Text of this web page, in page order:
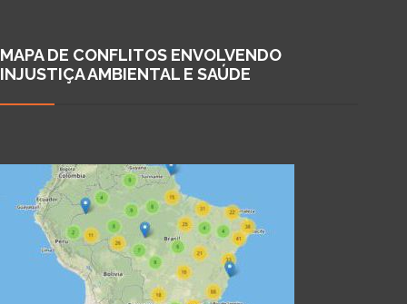
MAPA DE CONFLITOS ENVOLVENDO
INJUSTIÇA AMBIENTAL E SAÚDE